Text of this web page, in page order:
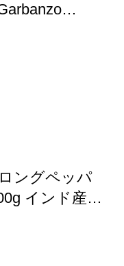
ングペッパ
インド産